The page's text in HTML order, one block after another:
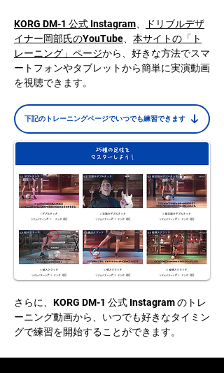
KORG DM-1 公式 Instagram
ドリブルデザ
イナー岡部氏のYouTube
本サイトの「ト
レーニング」ページから、好きな方法でスマ
ートフォンやタブレットから簡単に実演動画
を視聴できます。
下記のトレーニングページでいつでも練習できます
​さらに、KORG DM-1 公式 Instagram のトレ
ーニング動画から、いつでも好きなタイミン
グで練習を開始することができます。